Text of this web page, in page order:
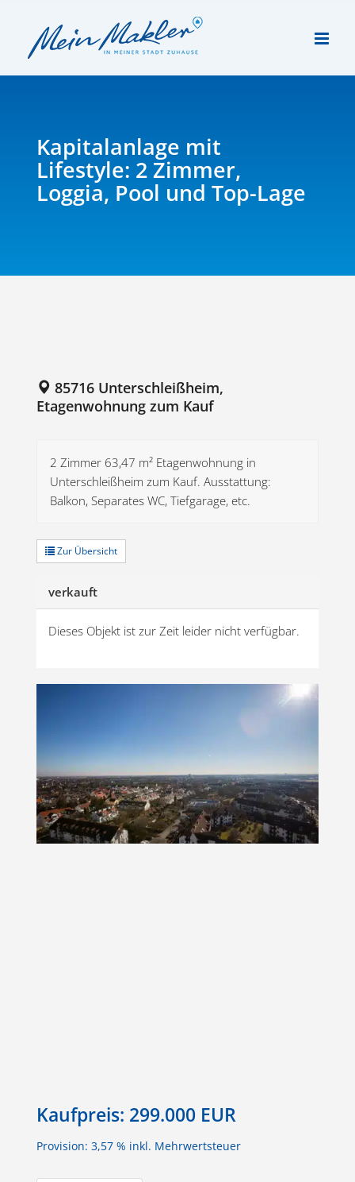
springen
Kapital­anlage mit
Lifestyle: 2 Zimmer,
Loggia, Pool und Top-Lage
85716 Unterschleißheim,
Etagenwohnung zum Kauf
2 Zimmer 63,47 m² Etagenwohnung in
Unterschleißheim zum Kauf. Ausstattung:
Balkon, Separates WC, Tiefgarage, etc.
Zur Übersicht
verkauft
Dieses Objekt ist zur Zeit leider nicht verfügbar.
Kaufpreis: 299.000 EUR
Provision: 3,57 % inkl. Mehrwertsteuer